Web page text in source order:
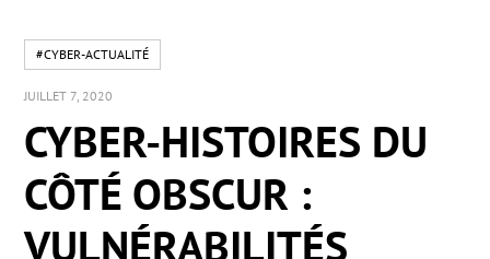
#CYBER-ACTUALITÉ
JUILLET 7, 2020
CYBER-HISTOIRES DU
CÔTÉ OBSCUR :
VULNÉRABILITÉS